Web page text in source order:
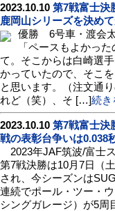
2023.10.10 第7戦富士
鹿岡山シリーズを決め
優勝 6号車・渡会
「ペースもよかっ
て。そこからは白崎選
かっていたので、そこ
と思います。（注文通
れど（笑）、そ […]続き
2023.10.10 第7戦富士
戦の表彰台争いは0.038
2023年JAF筑波/富士
第7戦決勝は10月7日（
され、今シーズンは
連続でポール・ツー・
シングガレージ）が5